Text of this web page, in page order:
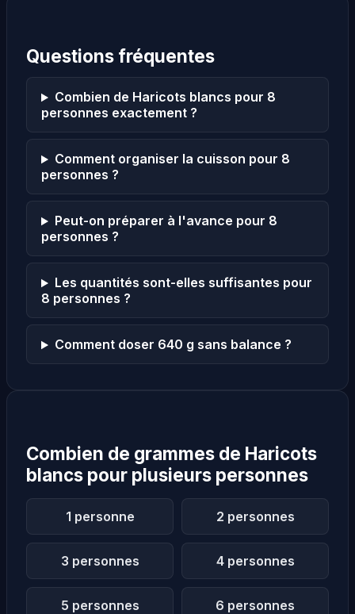
Questions fréquentes
Combien de Haricots blancs pour 8
personnes exactement ?
Comment organiser la cuisson pour 8
personnes ?
Peut-on préparer à l'avance pour 8
personnes ?
Les quantités sont-elles suffisantes pour
8 personnes ?
Comment doser 640 g sans balance ?
Combien de grammes de Haricots
blancs pour plusieurs personnes
1 personne 2 personnes
3 personnes 4 personnes
5 personnes 6 personnes